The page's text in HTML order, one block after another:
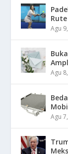
Agu
Agu
Agu